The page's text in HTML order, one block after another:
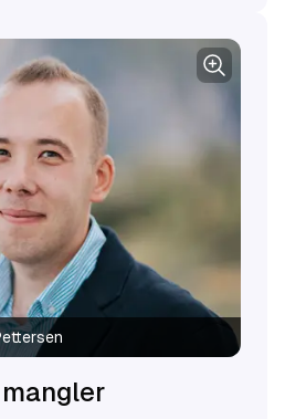
og trygt samfunn.